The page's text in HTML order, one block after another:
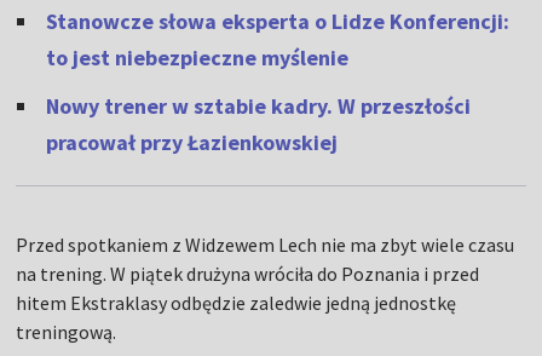
Stanowcze słowa eksperta o Lidze Konferencji:
to jest niebezpieczne myślenie
Nowy trener w sztabie kadry. W przeszłości
pracował przy Łazienkowskiej
Przed spotkaniem z Widzewem Lech nie ma zbyt wiele czasu
na trening. W piątek drużyna wróciła do Poznania i przed
hitem Ekstraklasy odbędzie zaledwie jedną jednostkę
treningową.